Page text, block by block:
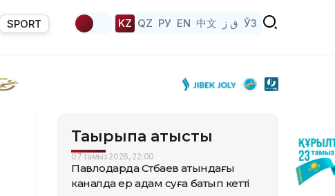
SPORT KZ QZ РУ EN 中文 ق ز ЎЗ
Тақырыпқа қатысты
07 тамыз 2026, 22:00
Павлодарда Сәтбаев атындағы
каналда ер адам суға батып кетті